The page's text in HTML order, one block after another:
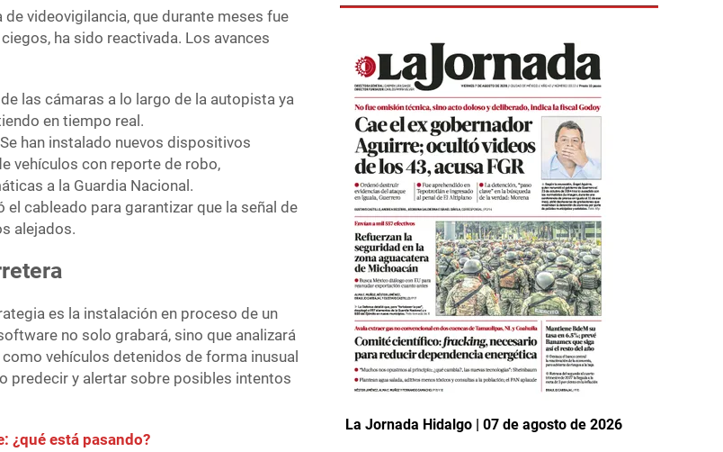
videovigilancia, que durante meses fue
ha sido reactivada. Los avances
las cámaras a lo largo de la autopista ya
en tiempo real.
han instalado nuevos dispositivos
vehículos con reporte de robo,
a la Guardia Nacional.
el cableado para garantizar que la señal de
alejados.
es la instalación en proceso de un
no solo grabará, sino que analizará
vehículos detenidos de forma inusual
predecir y alertar sobre posibles intentos
¿qué está pasando?
La Jornada Hidalgo | 07 de agosto de 2026